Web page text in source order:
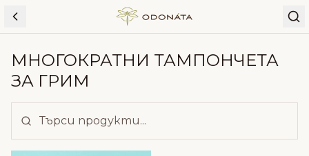
Skip to content
МНОГОКРАТНИ ТАМПОНЧЕТА
ЗА ГРИМ